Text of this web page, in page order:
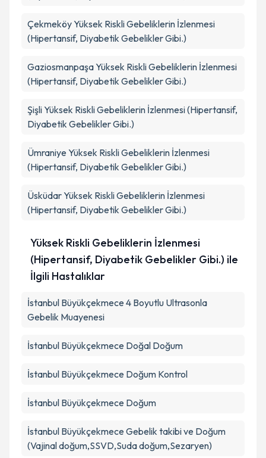
ÇekmeköyYüksek Riskli Gebeliklerin İzlenmesi
(Hipertansif, Diyabetik Gebelikler Gibi.)
GaziosmanpaşaYüksek Riskli Gebeliklerin İzlenmesi
(Hipertansif, Diyabetik Gebelikler Gibi.)
ŞişliYüksek Riskli Gebeliklerin İzlenmesi (Hipertansif,
Diyabetik Gebelikler Gibi.)
Ümraniye Yüksek Riskli Gebeliklerin İzlenmesi
(Hipertansif, Diyabetik Gebelikler Gibi.)
ÜsküdarYüksek Riskli Gebeliklerin İzlenmesi
(Hipertansif, Diyabetik Gebelikler Gibi.)
Yüksek Riskli Gebeliklerin İzlenmesi
(Hipertansif, Diyabetik Gebelikler Gibi.) ile
İlgili Hastalıklar
İstanbul Büyükçekmece 4 Boyutlu Ultrasonla
Gebelik Muayenesi
İstanbul Büyükçekmece Doğal Doğum
İstanbul Büyükçekmece Doğum Kontrol
İstanbul Büyükçekmece Doğum
İstanbul Büyükçekmece Gebelik takibi ve Doğum
(Vajinal doğum,SSVD,Suda doğum,Sezaryen)